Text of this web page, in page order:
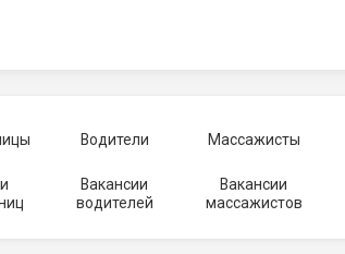
Водители Массажисты
Вакансии
водителей
Вакансии
массажистов